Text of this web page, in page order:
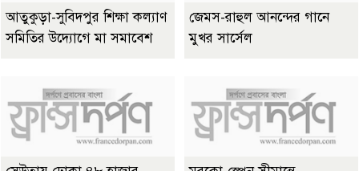
আতুকুড়া-সুবিদপুর শিক্ষা কল্যাণ
সমিতির উদ্যোগে মা সমাবেশ
জেমস-রাহুল আনন্দের গানে
মুখর সার্সেল